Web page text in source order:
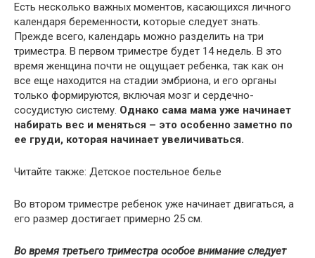
Есть несколько важных моментов, касающихся личного
календаря беременности, которые следует знать.
Прежде всего, календарь можно разделить на три
триместра. В первом триместре будет 14 недель. В это
время женщина почти не ощущает ребенка, так как он
все еще находится на стадии эмбриона, и его органы
только формируются, включая мозг и сердечно-
сосудистую систему. Однако сама мама уже начинает
набирать вес и меняться – это особенно заметно по
ее груди, которая начинает увеличиваться.
Читайте также: Детское постельное белье
Во втором триместре ребенок уже начинает двигаться, а
его размер достигает примерно 25 см.
Во время третьего триместра особое внимание следует